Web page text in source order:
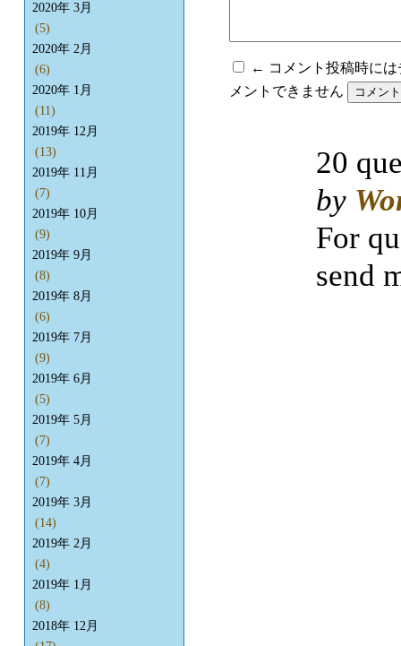
← コメント投稿時に
メントできません
2020年 3月
(5)
2020年 2月
(6)
2020年 1月
(11)
2019年 12月
(13)
2019年 11月
(7)
2019年 10月
(9)
2019年 9月
(8)
2019年 8月
(6)
2019年 7月
(9)
2019年 6月
(5)
2019年 5月
(7)
2019年 4月
(7)
2019年 3月
(14)
2019年 2月
(4)
2019年 1月
(8)
2018年 12月
20
by
For
send